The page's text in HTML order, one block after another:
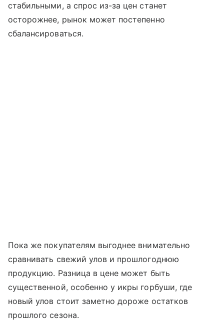
стабильными, а спрос из-за цен станет
осторожнее, рынок может постепенно
сбалансироваться.
Пока же покупателям выгоднее внимательно
сравнивать свежий улов и прошлогоднюю
продукцию. Разница в цене может быть
существенной, особенно у икры горбуши, где
новый улов стоит заметно дороже остатков
прошлого сезона.